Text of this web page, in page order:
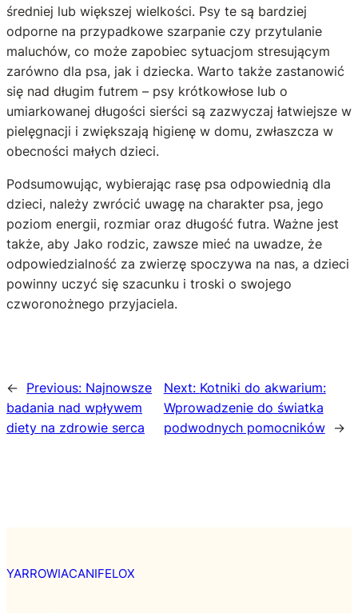
średniej lub większej wielkości. Psy te są bardziej
odporne na przypadkowe szarpanie czy przytulanie
maluchów, co może zapobiec sytuacjom stresującym
zarówno dla psa, jak i dziecka. Warto także zastanowić
się nad długim futrem – psy krótkowłose lub o
umiarkowanej długości sierści są zazwyczaj łatwiejsze w
pielęgnacji i zwiększają higienę w domu, zwłaszcza w
obecności małych dzieci.
Podsumowując, wybierając rasę psa odpowiednią dla
dzieci, należy zwrócić uwagę na charakter psa, jego
poziom energii, rozmiar oraz długość futra. Ważne jest
także, aby Jako rodzic, zawsze mieć na uwadze, że
odpowiedzialność za zwierzę spoczywa na nas, a dzieci
powinny uczyć się szacunku i troski o swojego
czworonożnego przyjaciela.
← Previous: Najnowsze
badania nad wpływem
diety na zdrowie serca
Next: Kotniki do akwarium:
Wprowadzenie do światka
podwodnych pomocników
→
YARROWIACANIFELOX